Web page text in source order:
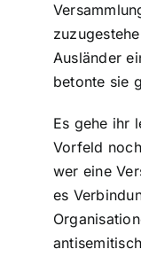
Ausländer
betonte sie
Es gehe ihr
Vorfeld
wer eine
es